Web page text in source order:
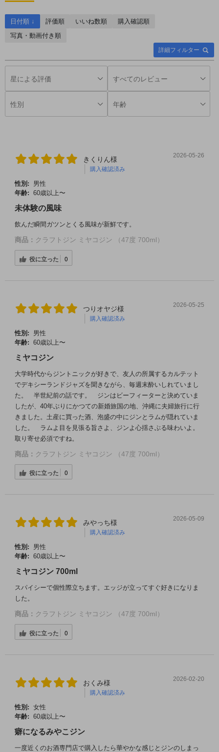
詳細フィルター
日付順 ↓ 評価順 いいね数順
購入確認順
写真・動画付き順
きくりん様
購入確認済み
2026-05-26
性別:
男性
年齢: 60歳以上〜
未体験の風味
飲んだ瞬間ガツンとくる風味が新鮮です。
商品： クラフトジン ミヤコジン （47度 700ml）
役に立った 0
つりオヤジ様
購入確認済み
2026-05-25
性別:
男性
年齢: 60歳以上〜
ミヤコジン
大学時代からジントニックが好きで、友人の所属するカルテット
でデキシーランドジャズを聞きながら、毎週末酔いしれていまし
た。 半世紀前の話です。 ジンはビーフィーターと決めていま
したが、40年ぶりにかつての新婚旅国の地、沖縄に夫婦旅行に行
きました。土産に買った酒、泡盛の中にジンとラムが隠れていま
した。 ラムよ目を見張る旨さよ、ジンよ心揺さぶる味わいよ。
取り寄せ必須ですね。
商品： クラフトジン ミヤコジン （47度 700ml）
役に立った 0
みやっち様
購入確認済み
2026-05-09
性別:
男性
年齢: 60歳以上〜
ミヤコジン 700ml
スパイシーで個性際立ちます。エッジが立ってすぐ好きになりま
した。
商品： クラフトジン ミヤコジン （47度 700ml）
役に立った 0
おくみ様
購入確認済み
2026-02-20
性別: 女性
年齢: 60歳以上〜
癖になるみやこジン
一度近くのお酒専門店で購入したら華やかな感じとジンのしまっ